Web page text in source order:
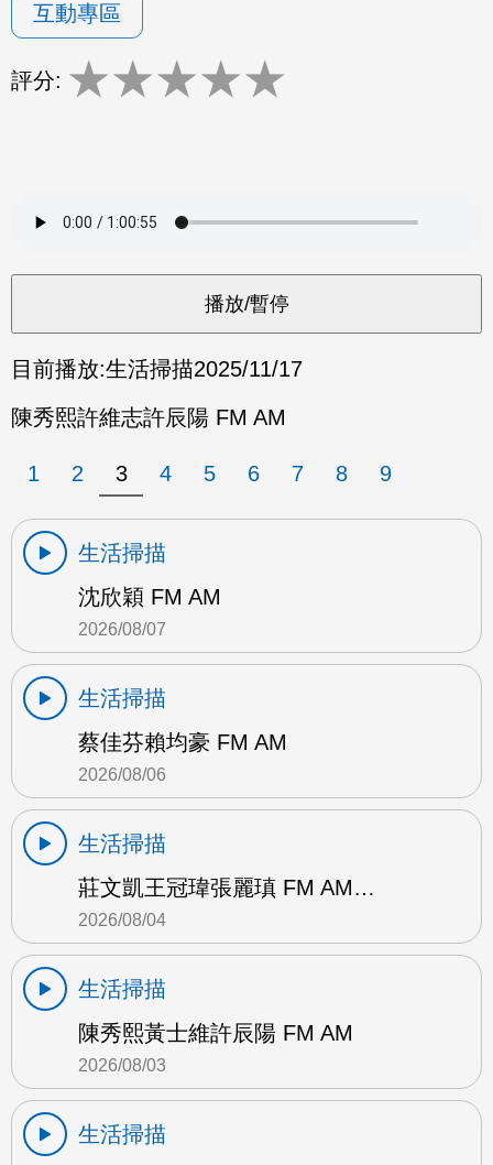
互動專區
評分: ★★★★★
目前播放:生活掃描2025/11/17
陳秀熙許維志許辰陽 FM AM
1 2 3 4 5 6 7 8 9
生活掃描
沈欣穎 FM AM
2026/08/07
生活掃描
蔡佳芬賴均豪 FM AM
2026/08/06
生活掃描
莊文凱王冠瑋張麗瑱 FM AM…
2026/08/04
生活掃描
陳秀熙黃士維許辰陽 FM AM
2026/08/03
生活掃描